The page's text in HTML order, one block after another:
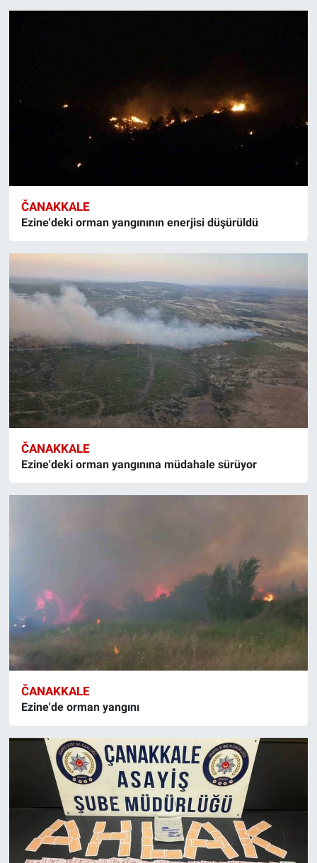
ČANAKKALE
Ezine'deki orman yangınının enerjisi düşürüldü
ČANAKKALE
Ezine'deki orman yangınına müdahale sürüyor
ČANAKKALE
Ezine'de orman yangını